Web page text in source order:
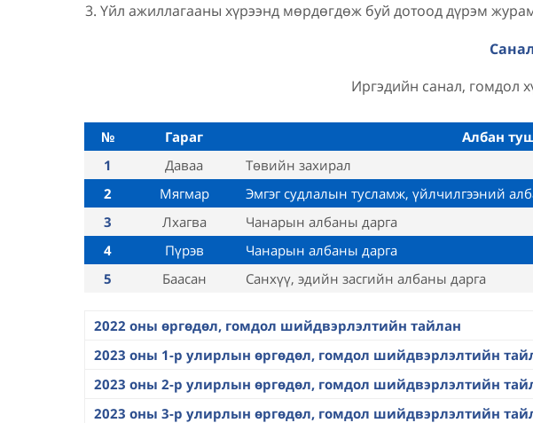
Үйл ажиллагааны хүрээнд мөрдөгдөж буй дотоод дүрэм
Иргэдийн санал, гомдол
№ Гараг Албан
1
Даваа Төвийн захирал
2
Мягмар Эмгэг судлалын тусламж, үйлчилгээний
3
Лхагва Чанарын албаны дарга
4
Пүрэв Чанарын албаны дарга
5
Баасан Санхүү, эдийн засгийн албаны дарга
2022 оны өргөдөл, гомдол шийдвэрлэлтийн тайлан
2023 оны 1-р улирлын өргөдөл, гомдол шийдвэрлэлтийн
2023 оны 2-р улирлын өргөдөл, гомдол шийдвэрлэлтийн
2023 оны 3-р улирлын өргөдөл, гомдол шийдвэрлэлтийн